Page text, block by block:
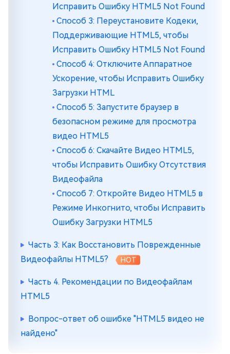
Исправить Ошибку HTML5 Not Found
Способ 3: Переустановите Кодеки,
Поддерживающие HTML5, чтобы
Исправить Ошибку HTML5 Not Found
Способ 4: Отключите Аппаратное
Ускорение, чтобы Исправить Ошибку
Загрузки HTML
Способ 5: Запустите браузер в
безопасном режиме для просмотра
видео HTML5
Способ 6: Скачайте Видео HTML5,
чтобы Исправить Ошибку Отсутствия
Видеофайла
Способ 7: Откройте Видео HTML5 в
Режиме Инкогнито, чтобы Исправить
Ошибку Загрузки HTML5
Часть 3: Как Восстановить Поврежденные
Видеофайлы HTML5?
HOT
Часть 4. Рекомендации по Видеофайлам
HTML5
Вопрос-ответ об ошибке "HTML5 видео не
найдено"